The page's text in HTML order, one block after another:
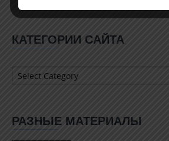
КАТЕГОРИИ САЙТА
Категории
сайта
РАЗНЫЕ МАТЕРИАЛЫ